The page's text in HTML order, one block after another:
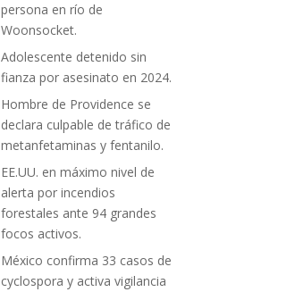
persona en río de
Woonsocket.
Adolescente detenido sin
fianza por asesinato en 2024.
Hombre de Providence se
declara culpable de tráfico de
metanfetaminas y fentanilo.
EE.UU. en máximo nivel de
alerta por incendios
forestales ante 94 grandes
focos activos.
México confirma 33 casos de
cyclospora y activa vigilancia